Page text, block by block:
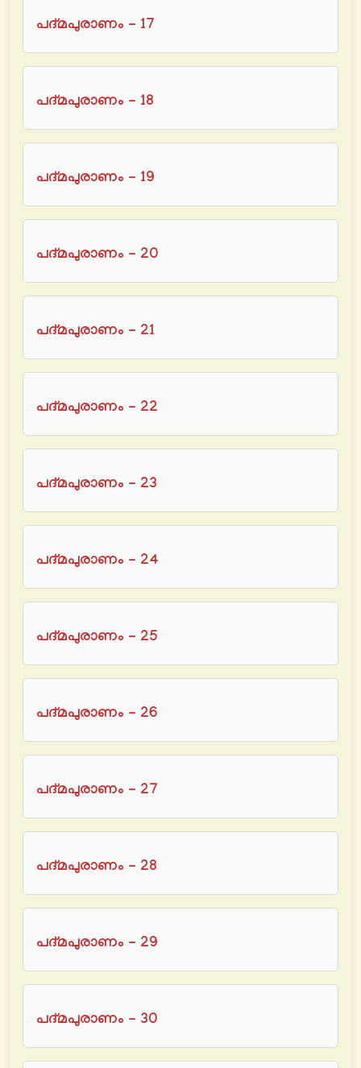
പദ്മപുരാണം - 17
പദ്മപുരാണം - 18
പദ്മപുരാണം - 19
പദ്മപുരാണം - 20
പദ്മപുരാണം - 21
പദ്മപുരാണം - 22
പദ്മപുരാണം - 23
പദ്മപുരാണം - 24
പദ്മപുരാണം - 25
പദ്മപുരാണം - 26
പദ്മപുരാണം - 27
പദ്മപുരാണം - 28
പദ്മപുരാണം - 29
പദ്മപുരാണം - 30